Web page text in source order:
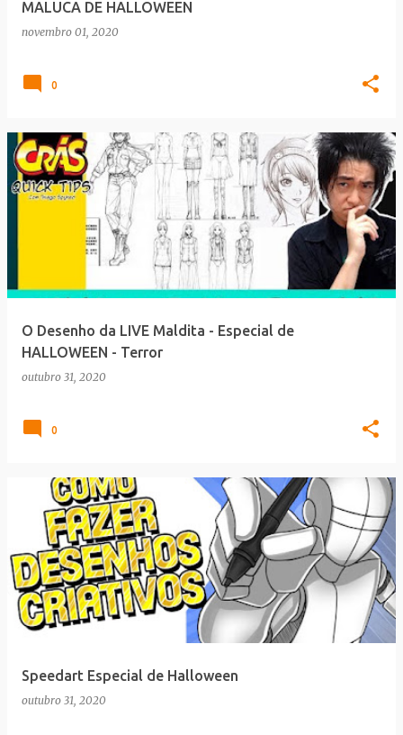
MALUCA DE HALLOWEEN
novembro 01, 2020
0
O Desenho da LIVE Maldita - Especial de
HALLOWEEN - Terror
outubro 31, 2020
0
Speedart Especial de Halloween
outubro 31, 2020